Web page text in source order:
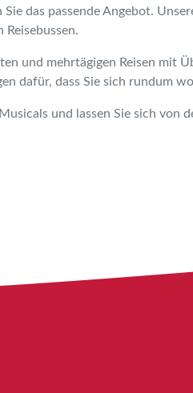
das passende Angebot.
und mehrtägigen Reisen mit
dafür, dass Sie sich rundum
und lassen Sie sich von